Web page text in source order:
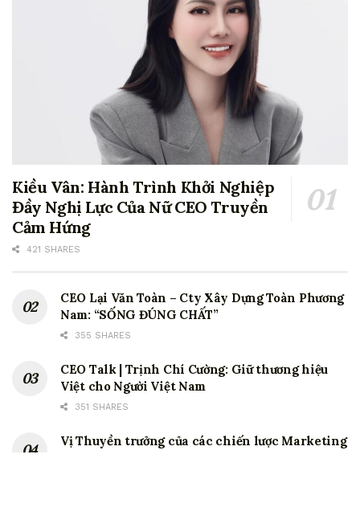
Kiều Vân: Hành Trình Khởi Nghiệp
Đầy Nghị Lực Của Nữ CEO Truyền
Cảm Hứng
421 SHARES
CEO Lại Văn Toàn – Cty Xây Dựng Toàn Phương
Nam: “SỐNG ĐÚNG CHẤT”
355 SHARES
CEO Talk | Trịnh Chí Cường: Giữ thương hiệu
Việt cho Người Việt Nam
351 SHARES
Vị Thuyền trưởng của các chiến lược Marketing